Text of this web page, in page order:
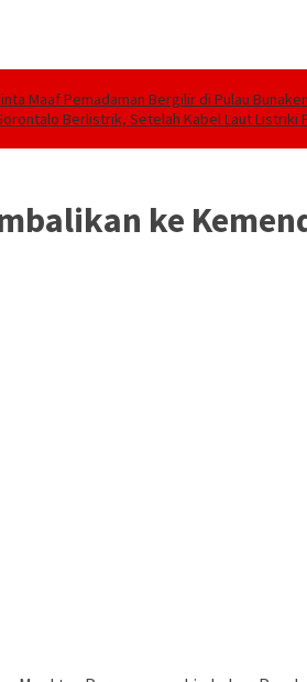
Maaf Pemadaman Bergilir di Pulau
Berlistrik, Setelah Kabel Laut Listriki
ke